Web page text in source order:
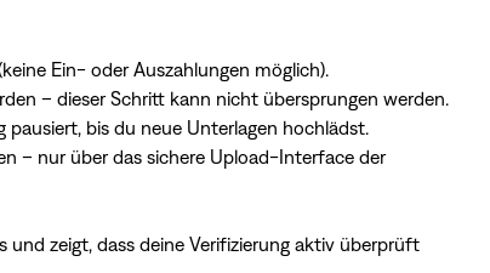
Ein- oder Auszahlungen möglich).
– dieser Schritt kann nicht übersprungen werden.
bis du neue Unterlagen hochlädst.
– nur über das sichere Upload-Interface der
und zeigt, dass deine Verifizierung aktiv überprüft